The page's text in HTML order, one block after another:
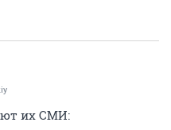
их СМИ: